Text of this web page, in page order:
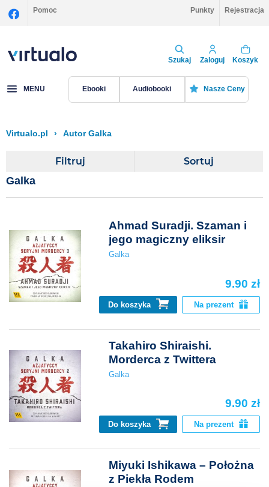
Pomoc Punkty Rejestracja
Szukaj Zaloguj Koszyk
MENU Ebooki Audiobooki Nasze Ceny
Virtualo.pl › Autor Galka
Filtruj Sortuj
Galka
Ahmad Suradji. Szaman i
jego magiczny eliksir
Galka
9.90 zł
Do koszyka Na prezent
Takahiro Shiraishi.
Morderca z Twittera
Galka
9.90 zł
Do koszyka Na prezent
Miyuki Ishikawa – Położna
z Piekła Rodem